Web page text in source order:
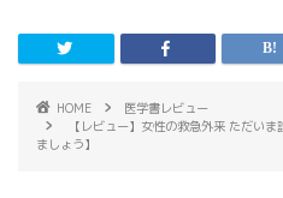
HOME
医学書レビュー
【レビュー】女性の救急外来 ただい
ましょう】